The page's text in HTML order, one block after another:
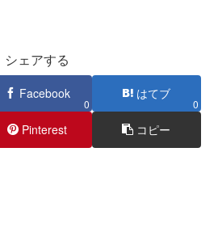
シェアする
Facebook
0
はてブ
0
Pinterest コピー